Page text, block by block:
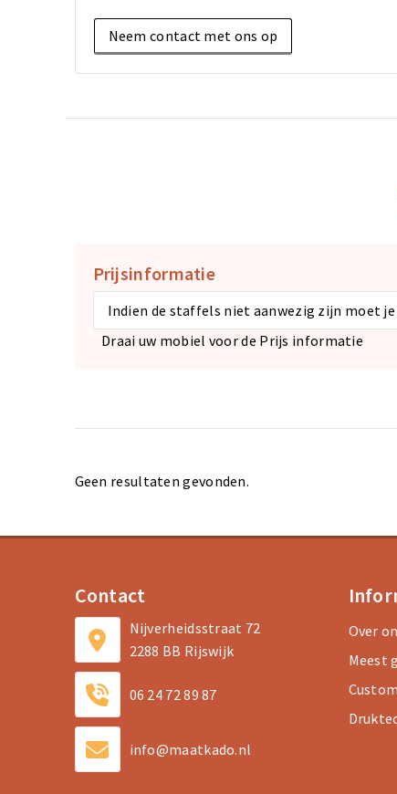
Neem contact met ons op
Prijsinformatie
Indien de staffels niet aanwezig zijn moet
Draai uw mobiel voor de Prijs informatie
Geen resultaten gevonden.
Contact
Nijverheidsstraat 72
2288 BB Rijswijk
06 24 72 89 87
info@maatkado.nl
Over
Meest